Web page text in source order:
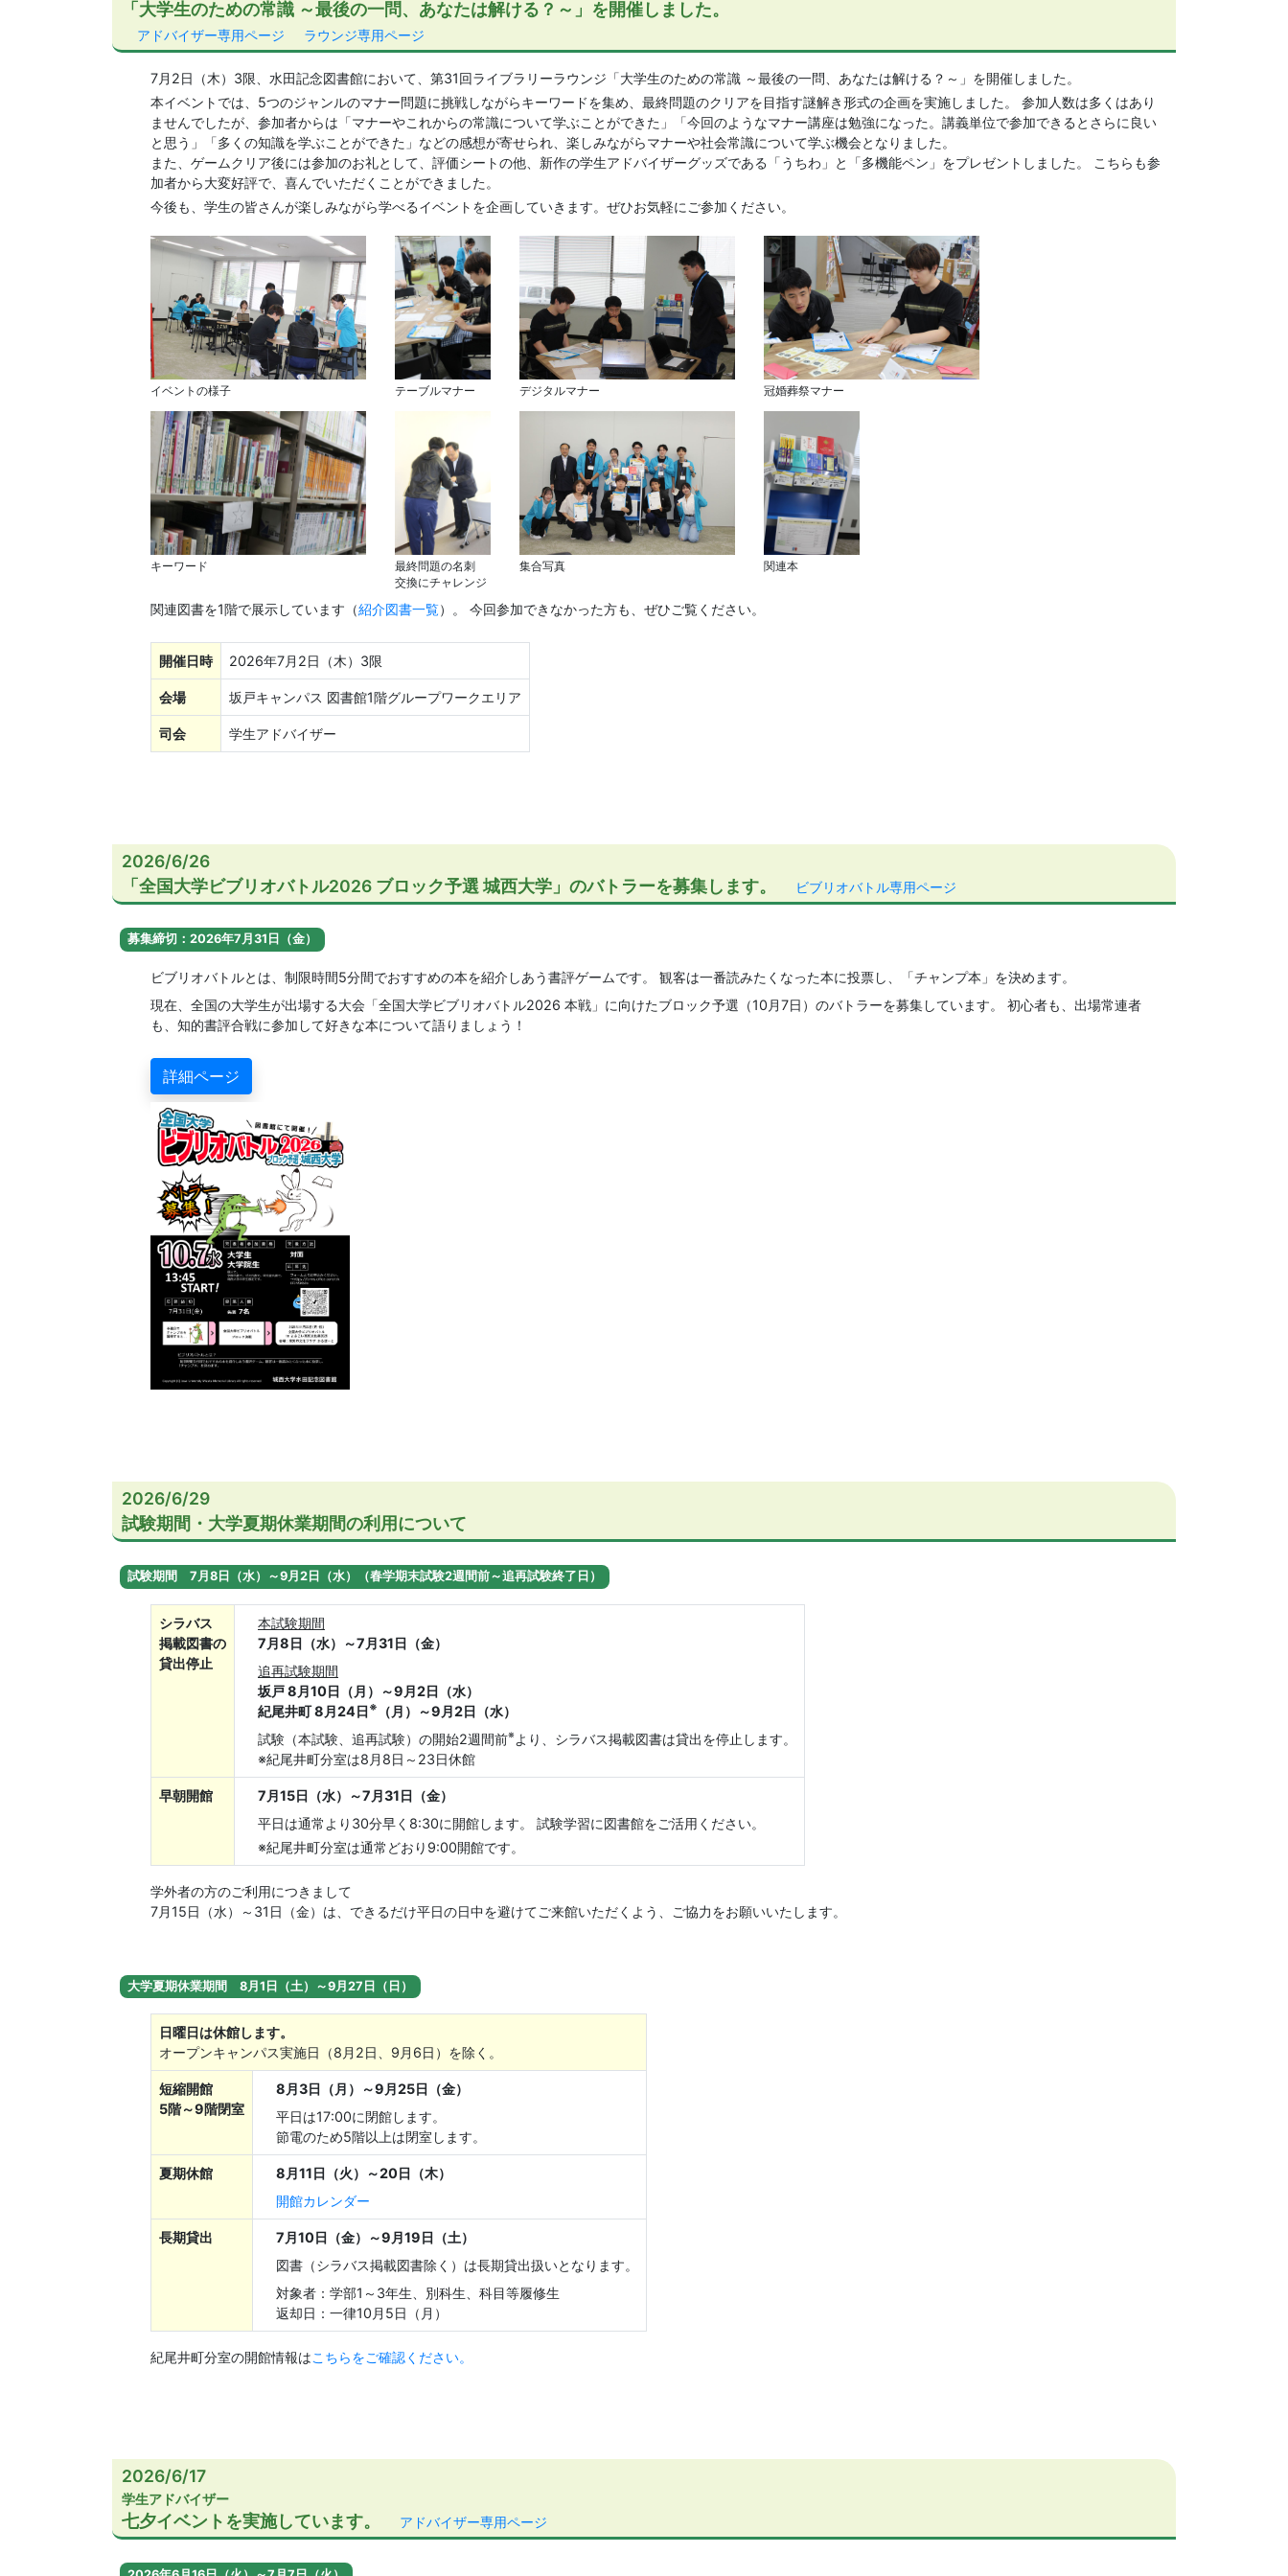
「大学生のための常識 ～最後の一問、あなたは解ける？～」を開催しました。
アドバイザー専用ページ ラウンジ専用ページ
7月2日（木）3限、水田記念図書館において、第31回ライブラリーラウンジ「大学生のための常識 ～最後の一問、あなたは解ける？～」を開催しました。
本イベントでは、5つのジャンルのマナー問題に挑戦しながらキーワードを集め、最終問題のクリアを目指す謎解き形式の企画を実施しました。 参加人数は多くはあり
ませんでしたが、参加者からは「マナーやこれからの常識について学ぶことができた」「今回のようなマナー講座は勉強になった。講義単位で参加できるとさらに良い
と思う」「多くの知識を学ぶことができた」などの感想が寄せられ、楽しみながらマナーや社会常識について学ぶ機会となりました。
また、ゲームクリア後には参加のお礼として、評価シートの他、新作の学生アドバイザーグッズである「うちわ」と「多機能ペン」をプレゼントしました。 こちらも参
加者から大変好評で、喜んでいただくことができました。
今後も、学生の皆さんが楽しみながら学べるイベントを企画していきます。ぜひお気軽にご参加ください。
イベントの様子 テーブルマナー デジタルマナー 冠婚葬祭マナー
キーワード
最終問題の名刺
交換にチャレンジ
集合写真 関連本
関連図書を1階で展示しています（紹介図書一覧）。 今回参加できなかった方も、ぜひご覧ください。
開催日時 2026年7月2日（木）3限
会場 坂戸キャンパス 図書館1階グループワークエリア
司会 学生アドバイザー
2026/6/26
「全国大学ビブリオバトル2026 ブロック予選 城西大学」のバトラーを募集します。
ビブリオバトル専用ページ
募集締切：2026年7月31日（金）
ビブリオバトルとは、制限時間5分間でおすすめの本を紹介しあう書評ゲームです。 観客は一番読みたくなった本に投票し、「チャンプ本」を決めます。
現在、全国の大学生が出場する大会「全国大学ビブリオバトル2026 本戦」に向けたブロック予選（10月7日）のバトラーを募集しています。 初心者も、出場常連者
も、知的書評合戦に参加して好きな本について語りましょう！
詳細ページ
2026/6/29
試験期間・大学夏期休業期間の利用について
試験期間 7月8日（水）～9月2日（水）（春学期末試験2週間前～追再試験終了日）
シラバス
掲載図書の
貸出停止
本試験期間
7月8日（水）～7月31日（金）
追再試験期間
坂戸 8月10日（月）～9月2日（水）
紀尾井町 8月24日 ※
（月）～9月2日（水）
試験（本試験、追再試験）の開始2週間前※より、シラバス掲載図書は貸出を停止します。
※紀尾井町分室は8月8日～23日休館
早朝開館
7月15日（水）～7月31日（金）
平日は通常より30分早く8:30に開館します。 試験学習に図書館をご活用ください。
※紀尾井町分室は通常どおり9:00開館です。
学外者の方のご利用につきまして
7月15日（水）～31日（金）は、できるだけ平日の日中を避けてご来館いただくよう、ご協力をお願いいたします。
大学夏期休業期間 8月1日（土）～9月27日（日）
日曜日は休館します。
オープンキャンパス実施日（8月2日、9月6日）を除く。
短縮開館
5階～9階閉室
8月3日（月）～9月25日（金）
平日は17:00に閉館します。
節電のため5階以上は閉室します。
夏期休館
8月11日（火）～20日（木）
開館カレンダー
長期貸出
7月10日（金）～9月19日（土）
図書（シラバス掲載図書除く）は長期貸出扱いとなります。
対象者：学部1～3年生、別科生、科目等履修生
返却日：一律10月5日（月）
紀尾井町分室の開館情報はこちらをご確認ください。
2026/6/17
学生アドバイザー
七夕イベントを実施しています。 アドバイザー専用ページ